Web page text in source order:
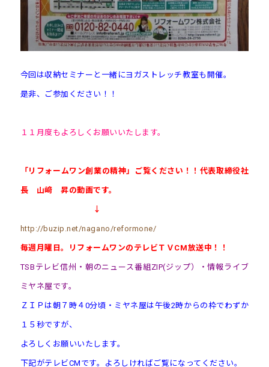
今回は収納セミナーと一緒にヨガストレッチ教室も開催。
是非、ご参加ください！！
１１月度もよろしくお願いいたします。
「リフォームワン創業の精神」ご覧ください！！代表取締役社
長 山﨑 昇の動画です。
↓
http://buzip.net/nagano/reformone/
毎週月曜日。リフォームワンのテレビＴＶCM放送中！！
TSBテレビ信州・朝のニュース番組ZIP(ジップ）・情報ライブ
ミヤネ屋です。
ＺＩＰは朝７時４0分頃・ミヤネ屋は午後2時からの枠でわずか
１５秒ですが、
よろしくお願いいたします。
下記がテレビCMです。よろしければご覧になってください。